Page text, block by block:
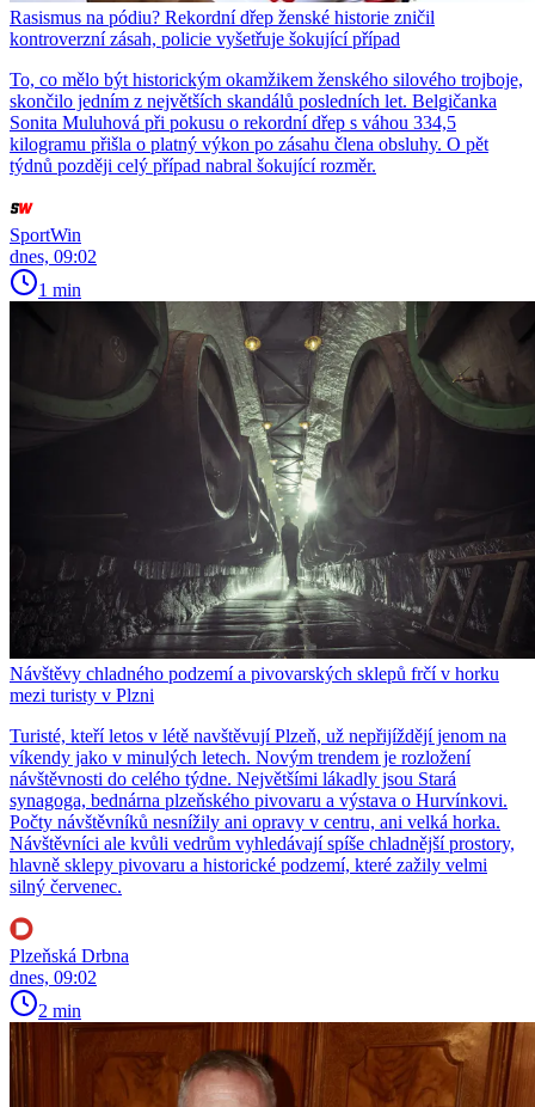
Rasismus na pódiu? Rekordní dřep ženské historie zničil
kontroverzní zásah, policie vyšetřuje šokující případ
To, co mělo být historickým okamžikem ženského silového trojboje,
skončilo jedním z největších skandálů posledních let. Belgičanka
Sonita Muluhová při pokusu o rekordní dřep s váhou 334,5
kilogramu přišla o platný výkon po zásahu člena obsluhy. O pět
týdnů později celý případ nabral šokující rozměr.
SportWin
dnes, 09:02
1 min
Návštěvy chladného podzemí a pivovarských sklepů frčí v horku
mezi turisty v Plzni
Turisté, kteří letos v létě navštěvují Plzeň, už nepřijíždějí jenom na
víkendy jako v minulých letech. Novým trendem je rozložení
návštěvnosti do celého týdne. Největšími lákadly jsou Stará
synagoga, bednárna plzeňského pivovaru a výstava o Hurvínkovi.
Počty návštěvníků nesnížily ani opravy v centru, ani velká horka.
Návštěvníci ale kvůli vedrům vyhledávají spíše chladnější prostory,
hlavně sklepy pivovaru a historické podzemí, které zažily velmi
silný červenec.
Plzeňská Drbna
dnes, 09:02
2 min